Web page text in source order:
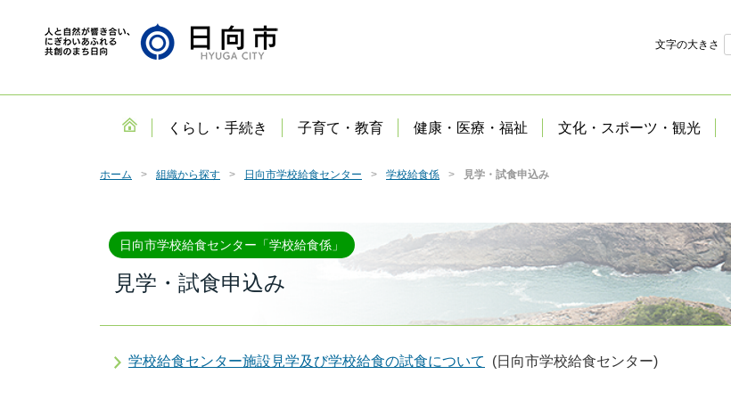
文字の大きさ
くらし・手続き 子育て・教育 健康・医療・福祉 文化・スポーツ・観光
ホーム 組織から探す 日向市学校給食センター 学校給食係 見学・試食申込み
日向市学校給食センター「学校給食係」
見学・試食申込み
学校給食センター施設見学及び学校給食の試食について (日向市学校給食センター)